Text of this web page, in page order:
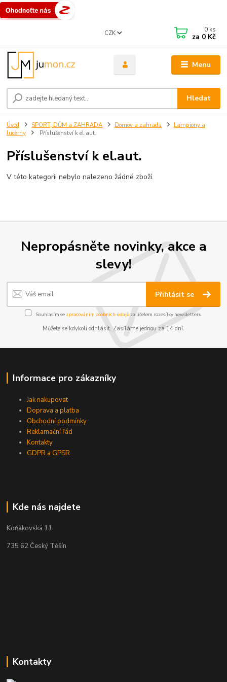
Menu
CZK
Hledat
0 ks
za 0 Kč
Úvod SPORT, DŮM a ZAHRADA Domov a zahrada
Lampiony a
lucerny
Příslušenství k el.aut.
Příslušenství k el.aut.
V této kategorii nebylo nalezeno žádné zboží.
Nepropásněte novinky, akce a
slevy!
Přihlásit se
Souhlasím se zpracováním osobních údajůza účelem rozesílky newsletteru.
Můžete se kdykoli odhlásit. Zasíláme jednou za 14 dní.
Informace pro zákazníky
Jak nakupovat
Doprava a platba
Obchodní podmínky
Reklamační řád
Kontakty
GDPR a GPSR
Kde nás najdete
Koňakovská 11
735 62 Český Těšín
Kontakty